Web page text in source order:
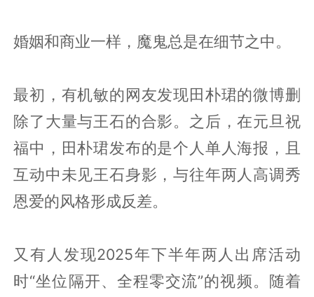
婚姻和商业一样，魔鬼总是在细节之中。
最初，有机敏的网友发现田朴珺的微博删
除了大量与王石的合影。之后，在元旦祝
福中，田朴珺发布的是个人单人海报，且
互动中未见王石身影，与往年两人高调秀
恩爱的风格形成反差。
又有人发现2025年下半年两人出席活动
时“坐位隔开、全程零交流”的视频。随着